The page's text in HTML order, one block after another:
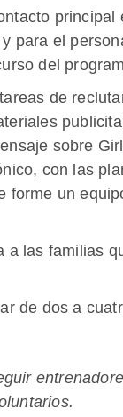
para el
del
de
sobre
con las
forme un
a las familias
de dos a